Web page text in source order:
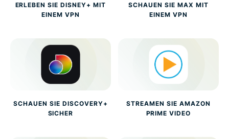
ERLEBEN SIE DISNEY+ MIT
EINEM VPN
SCHAUEN SIE MAX MIT
EINEM VPN
SCHAUEN SIE DISCOVERY+
SICHER
STREAMEN SIE AMAZON
PRIME VIDEO